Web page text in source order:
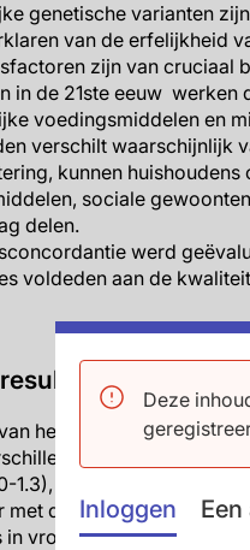
Deze
Inloggen
genetische varianten
van de erfelijkheid
zijn van cruciaal
in de 21ste eeuw
voedingsmiddelen en
verschilt waarschijnlijk
kunnen
sociale
delen.
werd
voldeden aan de
het effect van een
studies. Het
1.3), terwijl de Trent UK
de American
vrouwen als uitkomst,